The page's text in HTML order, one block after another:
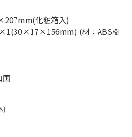
化粧箱入)
(材：ABS樹
国
)